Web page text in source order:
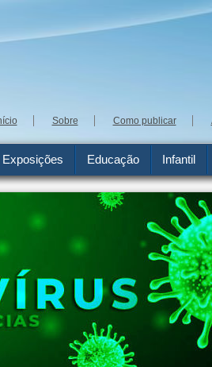
Sobre Como publicar
Exposições Educação Infantil